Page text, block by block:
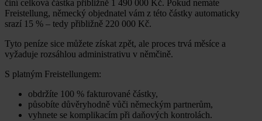
činí celková částka přibližně 1 490 000 Kč. Pokud nemáte
Freistellung, německý objednatel vám z této částky automaticky
srazí 15 % – tedy přibližně 220 000 Kč.
Tyto peníze sice můžete získat zpět, ale proces trvá měsíce a
vyžaduje rozsáhlou administrativu v němčině.
S platným Freistellungem:
obdržíte 100 % fakturované částky,
působíte důvěryhodně vůči německým partnerům,
vyhnete se komplikacím při daňových kontrolách.